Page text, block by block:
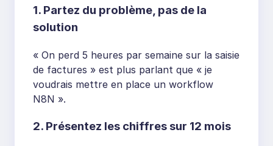
1. Partez du problème, pas de la
solution
« On perd 5 heures par semaine sur la saisie
de factures » est plus parlant que « je
voudrais mettre en place un workflow
N8N ».
2. Présentez les chiffres sur 12 mois